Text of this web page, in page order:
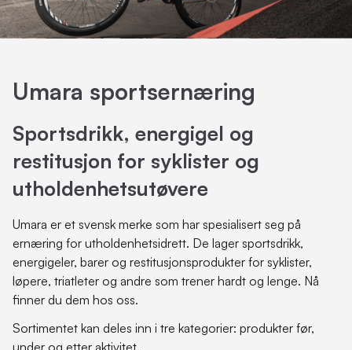
Umara sportsernæring
Sportsdrikk, energigel og
restitusjon for syklister og
utholdenhetsutøvere
Umara er et svensk merke som har spesialisert seg på
ernæring for utholdenhetsidrett. De lager sportsdrikk,
energigeler, barer og restitusjonsprodukter for syklister,
løpere, triatleter og andre som trener hardt og lenge. Nå
finner du dem hos oss.
Sortimentet kan deles inn i tre kategorier: produkter før,
under og etter aktivitet.